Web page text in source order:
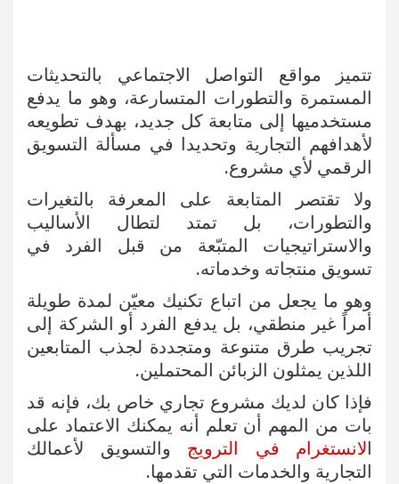
تتميز مواقع التواصل الاجتماعي بالتحديثات
المستمرة والتطورات المتسارعة، وهو ما يدفع
مستخدميها إلى متابعة كل جديد، بهدف تطويعه
لأهدافهم التجارية وتحديدا في مسألة التسويق
الرقمي لأي مشروع.
ولا تقتصر المتابعة على المعرفة بالتغيرات
والتطورات، بل تمتد لتطال الأساليب
والاستراتيجيات المتبّعة من قبل الفرد في
تسويق منتجاته وخدماته.
وهو ما يجعل من اتباع تكنيك معيّن لمدة طويلة
أمراً غير منطقي، بل يدفع الفرد أو الشركة إلى
تجريب طرق متنوعة ومتجددة لجذب المتابعين
اللذين يمثلون الزبائن المحتملين.
فإذا كان لديك مشروع تجاري خاص بك، فإنه قد
بات من المهم أن تعلم أنه يمكنك الاعتماد على
الانستغرام في الترويج والتسويق لأعمالك
التجارية والخدمات التي تقدمها.